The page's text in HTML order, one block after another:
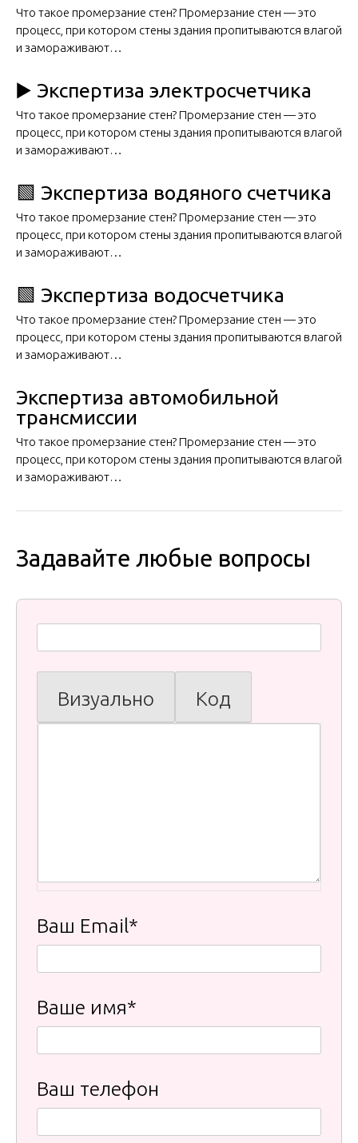
Что такое промерзание стен? Промерзание стен — это
процесс, при котором стены здания пропитываются влагой
и замораживают…
▶️ Экспертиза электросчетчика
Что такое промерзание стен? Промерзание стен — это
процесс, при котором стены здания пропитываются влагой
и замораживают…
🟩 Экспертиза водяного счетчика
Что такое промерзание стен? Промерзание стен — это
процесс, при котором стены здания пропитываются влагой
и замораживают…
🟩 Экспертиза водосчетчика
Что такое промерзание стен? Промерзание стен — это
процесс, при котором стены здания пропитываются влагой
и замораживают…
Экспертиза автомобильной
трансмиссии
Что такое промерзание стен? Промерзание стен — это
процесс, при котором стены здания пропитываются влагой
и замораживают…
Задавайте любые вопросы
Визуально Код
Ваш Email*
Ваше имя*
Ваш телефон